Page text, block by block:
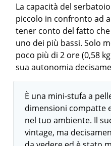
La capacità del
piccolo in confronto ad
tener conto del fatto
uno dei più bassi. Solo
poco più di 2 ore (0,58
sua autonomia
È una mini-stufa a
dimensioni compatte
nel tuo ambiente. Il
vintage, ma